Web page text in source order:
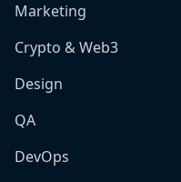
Marketing
Crypto & Web3
Design
QA
DevOps